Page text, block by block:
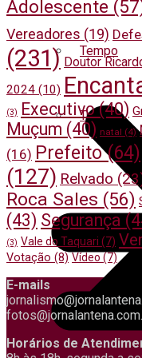
Tempo
Turismo
Adolescente
Vereadores (19)
(231) Doutor
2024 (10)
(3) Executivo(40)
Muçum (40) natal (4)
(16) Prefeito(64)
(127) Relvado
Roca Sales (56)
(43) Segurança
(3) Vale do Taquari (7)
Votação (8) Vídeo (7)
E-mails
Horários de